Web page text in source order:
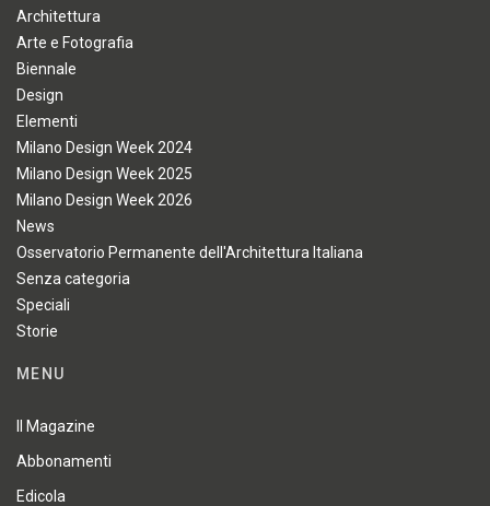
Architettura
Arte e Fotografia
Biennale
Design
Elementi
Milano Design Week 2024
Milano Design Week 2025
Milano Design Week 2026
News
Osservatorio Permanente dell'Architettura Italiana
Senza categoria
Speciali
Storie
MENU
Il Magazine
Abbonamenti
Edicola